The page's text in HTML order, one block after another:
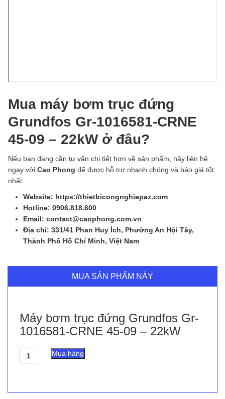
Mua máy bơm trục đứng
Grundfos Gr-1016581-CRNE
45-09 – 22kW ở đâu?
Nếu bạn đang cần tư vấn chi tiết hơn về sản phẩm, hãy liên hệ
ngay với Cao Phong để được hỗ trợ nhanh chóng và báo giá tốt
nhất.
Website: https://thietbicongnghiepaz.com
Hotline: 0906.818.600
Email: contact@caophong.com.vn
Địa chỉ: 331/41 Phan Huy Ích, Phường An Hội Tây,
Thành Phố Hồ Chí Minh, Việt Nam
MUA SẢN PHẨM NÀY
Máy bơm trục đứng Grundfos Gr-
1016581-CRNE 45-09 – 22kW
Máy
bơm
Mua hàng